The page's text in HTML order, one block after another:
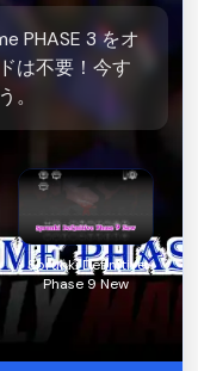
PHASE 3 をオ
は不要！今す
。
Sprunki Definitive
Phase 9 New